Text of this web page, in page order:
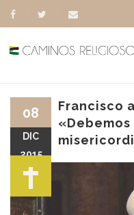
Francisco
08
DIC
2015